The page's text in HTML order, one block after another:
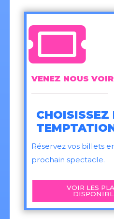
VENEZ NOUS
CHOISISSEZ
Réservez vos billets
prochain spectacle.
VOIR LES